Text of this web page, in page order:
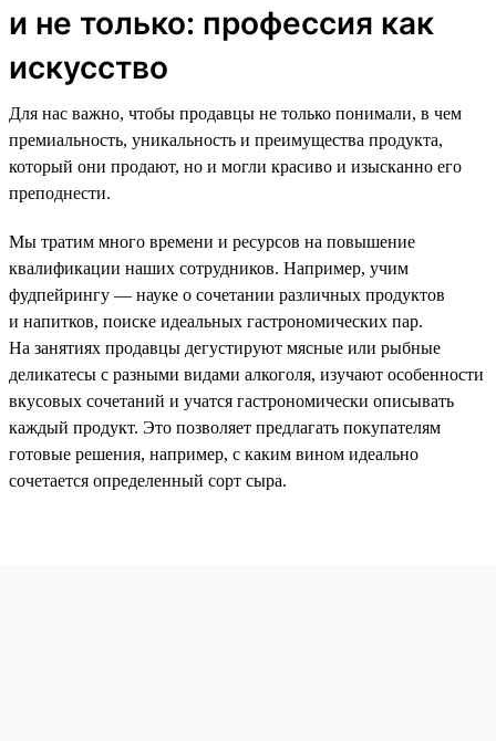
и не только: профессия как
искусство
Для нас важно, чтобы продавцы не только понимали, в чем
премиальность, уникальность и преимущества продукта,
который они продают, но и могли красиво и изысканно его
преподнести.
Мы тратим много времени и ресурсов на повышение
квалификации наших сотрудников. Например, учим
фудпейрингу — науке о сочетании различных продуктов
и напитков, поиске идеальных гастрономических пар.
На занятиях продавцы дегустируют мясные или рыбные
деликатесы с разными видами алкоголя, изучают особенности
вкусовых сочетаний и учатся гастрономически описывать
каждый продукт. Это позволяет предлагать покупателям
готовые решения, например, с каким вином идеально
сочетается определенный сорт сыра.